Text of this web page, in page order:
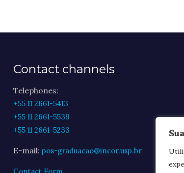
Contact channels
Telephones:
+55 11 2661-5413
+55 11 2661-5539
+55 11 2661-5233
E-mail: pos-graduacao@incor.usp.br